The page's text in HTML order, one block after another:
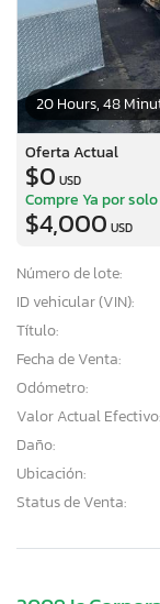
20 Hours, 48
Oferta Actual
$0 USD
Compre Ya por solo
$4,000 USD
Número de lote:
ID vehicular (VIN):
Título:
Fecha de Venta:
Odómetro:
Valor Actual Efectivo:
Daño:
Ubicación:
Status de Venta: